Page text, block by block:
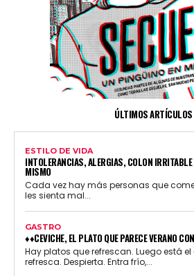
ÚLTIMOS ARTÍCULOS
ESTILO DE VIDA
INTOLERANCIAS, ALERGIAS, COLON
MISMO
Cada vez hay más personas que
les sienta mal...
GASTRO
♦♦CEVICHE, EL PLATO QUE PARECE VERANO
Hay platos que refrescan. Luego está
refresca. Despierta. Entra frío,...